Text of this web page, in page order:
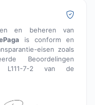
en beheren van
is conform en
eisen zoals
Beoordelingen
7-2 van de